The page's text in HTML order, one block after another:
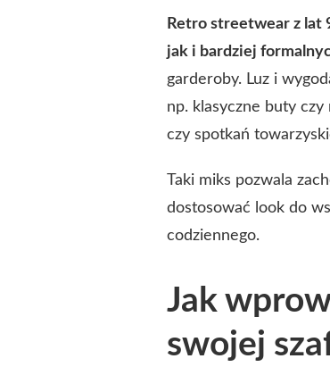
Retro streetwear z lat
jak i bardziej
garderoby. Luz i
np. klasyczne buty
czy spotkań
Taki miks pozwala
dostosować look do
codziennego.
Jak
swojej